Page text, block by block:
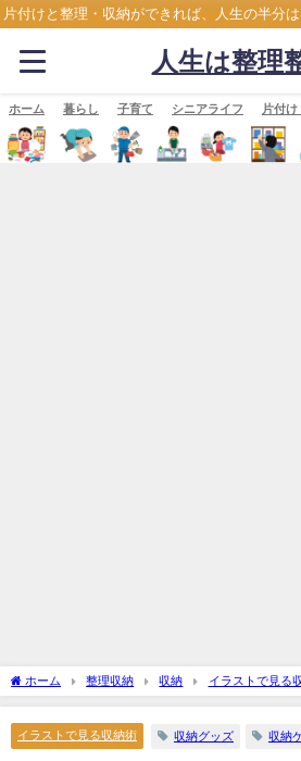
片付けと整理・収納ができれば、人生の半分
人生は整理
ホーム 暮らし 子育て シニアライフ 片付
ホーム 整理収納 収納 イラストで見る
めの収納グッズは？
イラストで見る収納術 収納グッズ 収納